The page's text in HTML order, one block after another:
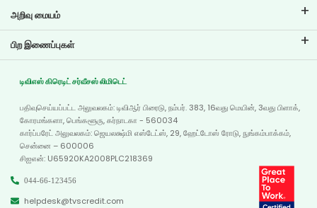
அறிவு மையம்
வலைப்பதிவுகள்
அடிக்கடி கேட்கப்படும் கேள்விகள்
சான்றுகள்
வீடியோ கேலரி
பிற இணைப்புகள்
டீலர் இருப்பிடம்
வரைபடம்
டிவிஎஸ் கிரெடிட் சர்வீசஸ் லிமிடெட்
பதிவுசெய்யப்பட்ட அலுவலகம்: டிவிஆர் பிரைடு, நம்பர். 383, 16வது மெயின், 3வது பிளாக்,
கோரமங்களா, பெங்களூரு, கர்நாடகா - 560034
கார்ப்பரேட் அலுவலகம்: ஜெயலக்ஷ்மி எஸ்டேட்ஸ், 29, ஹேட்டோஸ் ரோடு, நுங்கம்பாக்கம்,
சென்னை – 600006
சிஐஎன்: U65920KA2008PLC218369
044-66-123456
helpdesk@tvscredit.com